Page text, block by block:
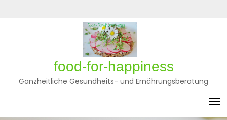
to
Privatsphäre-
Einstellungen
ändern
Historie
der
Privatsphäre-
Einstellungen
Einwilligungen
widerrufen
food-for-happiness
Ganzheitliche Gesundheits- und Ernährungsberatung